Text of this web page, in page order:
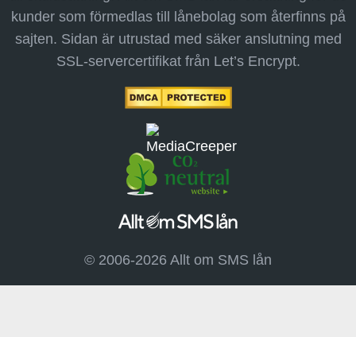
kunder som förmedlas till lånebolag som återfinns på
sajten. Sidan är utrustad med säker anslutning med
SSL-servercertifikat från Let’s Encrypt.
© 2006-2026 Allt om SMS lån